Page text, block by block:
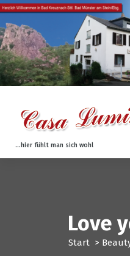
Z
m
I
n
h
a
...hier fühlt man sich wohl
Love
Start >